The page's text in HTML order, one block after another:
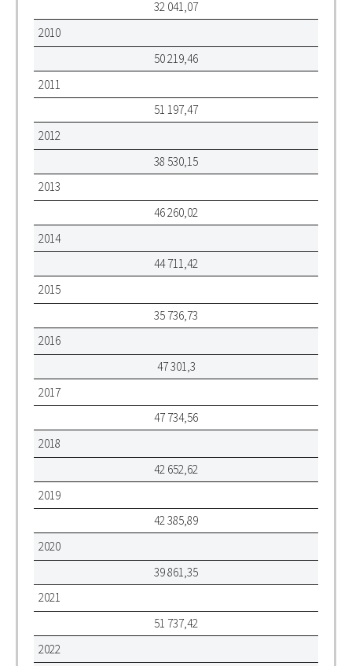
32 041,07
2010
50 219,46
2011
51 197,47
2012
38 530,15
2013
46 260,02
2014
44 711,42
2015
35 736,73
2016
47 301,3
2017
47 734,56
2018
42 652,62
2019
42 385,89
2020
39 861,35
2021
51 737,42
2022